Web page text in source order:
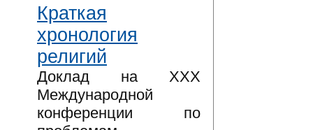
Краткая
хронология
религий
Доклад на XXX
Международной
конференции по